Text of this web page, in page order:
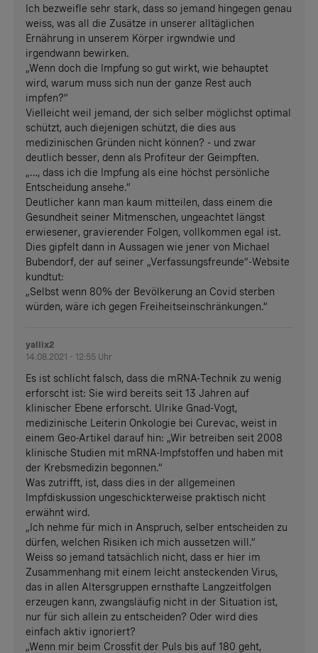
Ich bezweifle sehr stark, dass so jemand hingegen genau
weiss, was all die Zusätze in unserer alltäglichen
Ernährung in unserem Körper irgwndwie und
irgendwann bewirken.
„Wenn doch die Impfung so gut wirkt, wie behauptet
wird, warum muss sich nun der ganze Rest auch
impfen?“
Vielleicht weil jemand, der sich selber möglichst optimal
schützt, auch diejenigen schützt, die dies aus
medizinischen Gründen nicht können? - und zwar
deutlich besser, denn als Profiteur der Geimpften.
„…, dass ich die Impfung als eine höchst persönliche
Entscheidung ansehe.“
Deutlicher kann man kaum mitteilen, dass einem die
Gesundheit seiner Mitmenschen, ungeachtet längst
erwiesener, gravierender Folgen, vollkommen egal ist.
Dies gipfelt dann in Aussagen wie jener von Michael
Bubendorf, der auf seiner „Verfassungsfreunde“-Website
kundtut:
„Selbst wenn 80% der Bevölkerung an Covid sterben
würden, wäre ich gegen Freiheitseinschränkungen.“
yallix2
14.08.2021 - 12:55 Uhr
Es ist schlicht falsch, dass die mRNA-Technik zu wenig
erforscht ist: Sie wird bereits seit 13 Jahren auf
klinischer Ebene erforscht. Ulrike Gnad-Vogt,
medizinische Leiterin Onkologie bei Curevac, weist in
einem Geo-Artikel darauf hin: „Wir betreiben seit 2008
klinische Studien mit mRNA-Impfstoffen und haben mit
der Krebsmedizin begonnen.“
Was zutrifft, ist, dass dies in der allgemeinen
Impfdiskussion ungeschickterweise praktisch nicht
erwähnt wird.
„Ich nehme für mich in Anspruch, selber entscheiden zu
dürfen, welchen Risiken ich mich aussetzen will.“
Weiss so jemand tatsächlich nicht, dass er hier im
Zusammenhang mit einem leicht ansteckenden Virus,
das in allen Altersgruppen ernsthafte Langzeitfolgen
erzeugen kann, zwangsläufig nicht in der Situation ist,
nur für sich allein zu entscheiden? Oder wird dies
einfach aktiv ignoriert?
„Wenn mir beim Crossfit der Puls bis auf 180 geht,